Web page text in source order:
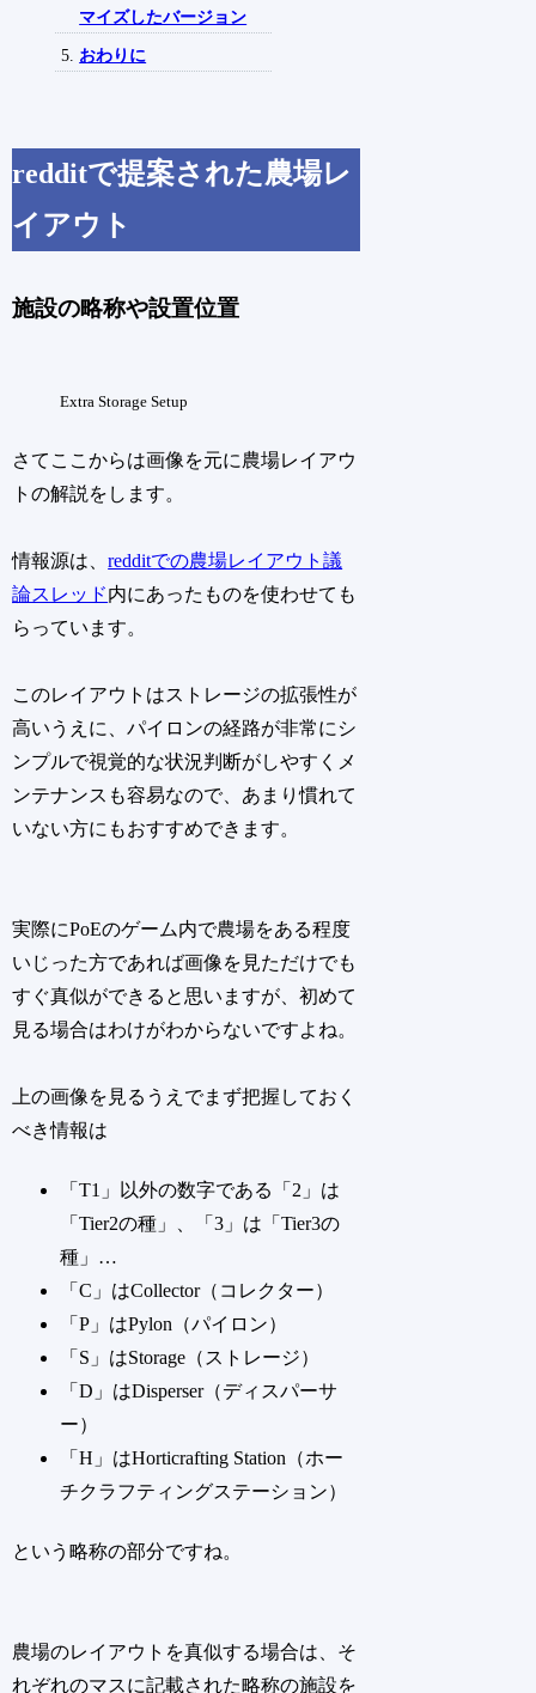
マイズしたバージョン
おわりに
redditで提案された農場レ
イアウト
施設の略称や設置位置
Extra Storage Setup
さてここからは画像を元に農場レイアウ
トの解説をします。
情報源は、redditでの農場レイアウト議
論スレッド内にあったものを使わせても
らっています。
このレイアウトはストレージの拡張性が
高いうえに、パイロンの経路が非常にシ
ンプルで視覚的な状況判断がしやすくメ
ンテナンスも容易なので、あまり慣れて
いない方にもおすすめできます。
実際にPoEのゲーム内で農場をある程度
いじった方であれば画像を見ただけでも
すぐ真似ができると思いますが、初めて
見る場合はわけがわからないですよね。
上の画像を見るうえでまず把握しておく
べき情報は
「T1」以外の数字である「2」は
「Tier2の種」、「3」は「Tier3の
種」…
「C」はCollector（コレクター）
「P」はPylon（パイロン）
「S」はStorage（ストレージ）
「D」はDisperser（ディスパーサ
ー）
「H」はHorticrafting Station（ホー
チクラフティングステーション）
という略称の部分ですね。
農場のレイアウトを真似する場合は、そ
れぞれのマスに記載された略称の施設を